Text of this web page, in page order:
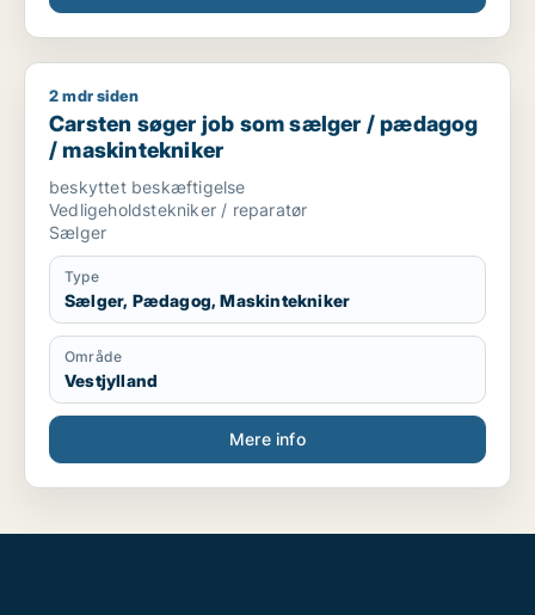
Carsten søger job som sælger / pædagog / maskintekniker
2 mdr siden
Carsten søger job som sælger / pædagog
/ maskintekniker
beskyttet beskæftigelse
Vedligeholdstekniker / reparatør
Sælger
Type
Sælger, Pædagog, Maskintekniker
Område
Vestjylland
Mere info